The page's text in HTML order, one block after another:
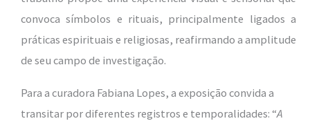
convoca símbolos e rituais, principalmente ligados a
práticas espirituais e religiosas, reafirmando a amplitude
de seu campo de investigação.
Para a curadora Fabiana Lopes, a exposição convida a
transitar por diferentes registros e temporalidades: “A